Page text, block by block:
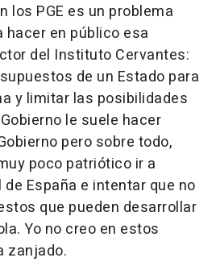
los PGE es un problema
hacer en público esa
del Instituto Cervantes:
de un Estado para
y limitar las posibilidades
le suele hacer
pero sobre todo,
poco patriótico ir a
España e intentar que no
que pueden desarrollar
Yo no creo en estos
zanjado.